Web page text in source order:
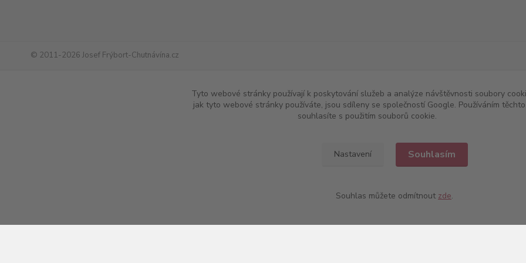
© 2011-2026 Josef Frýbort-Chutnávína.cz
Tyto webové stránky používají k poskytování služeb a analýze návštěvnosti soubory
jak tyto webové stránky používáte, jsou sdíleny se společností Google. Používáním
souhlasíte s použitím souborů cookie.
Nastavení Souhlasím
Souhlas můžete odmítnout zde.